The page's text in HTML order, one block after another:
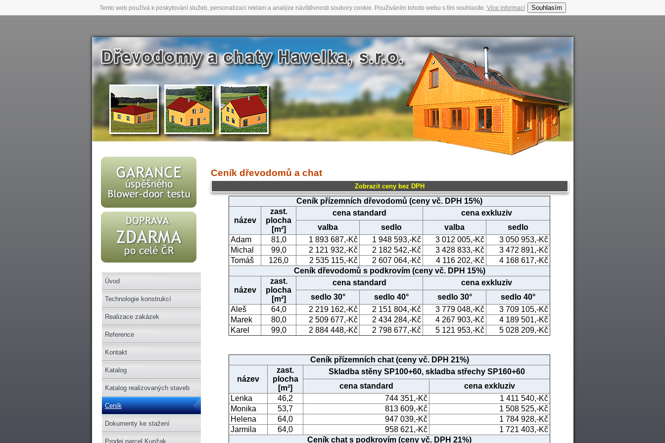
Tento web používá k poskytování služeb, personalizaci reklam a analýze návštěvnosti soubory cookie. Používáním tohoto webu s tím souhlasíte. Více informací Souhlasím
Úvod
Technologie konstrukcí
Realizace zakázek
Reference
Kontakt
Katalog
Katalog realizovaných staveb
Ceník
Dokumenty ke stažení
Prodej parcel Kunžak
Ceník dřevodomů a chat
Zobrazit ceny bez DPH
Ceník přízemních dřevodomů (ceny vč. DPH 15%)
název
zast.
plocha
[m²]
cena standard
cena exkluziv
valba
sedlo valba
sedlo
Adam
81,0 1 893 687,-Kč 1 948 593,-Kč 3 012 005,-Kč
3 050 953,-Kč
Michal
99,0 2 121 932,-Kč 2 182 542,-Kč 3 428 833,-Kč
3 472 891,-Kč
Tomáš
126,0 2 535 115,-Kč 2 607 064,-Kč 4 116 202,-Kč
4 168 617,-Kč
Ceník dřevodomů s podkrovím (ceny vč. DPH 15%)
název
zast.
plocha
[m²]
cena standard
cena exkluziv
sedlo 30°
sedlo 40° sedlo 30°
sedlo 40°
Aleš
64,0 2 219 162,-Kč 2 151 804,-Kč 3 779 048,-Kč
3 709 105,-Kč
Marek
80,0 2 509 677,-Kč 2 434 284,-Kč 4 267 903,-Kč
4 189 501,-Kč
Karel
99,0 2 884 448,-Kč 2 798 677,-Kč 5 121 953,-Kč 5 028 209,-Kč
Ceník přízemních chat (ceny vč. DPH 21%)
název
zast.
plocha
[m²]
Skladba stěny SP100+60, skladba střechy SP160+60
cena standard
cena exkluziv
Lenka
46,2 744 351,-Kč
1 411 540,-Kč
Monika
53,7 813 609,-Kč
1 508 525,-Kč
Helena
64,0 947 039,-Kč
1 784 928,-Kč
Jarmila
64,0 958 621,-Kč
1 721 403,-Kč
Ceník chat s podkrovím (ceny vč. DPH 21%)